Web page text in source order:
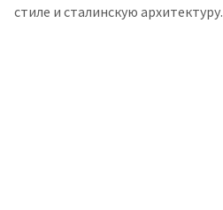
стиле и сталинскую архитектуру.